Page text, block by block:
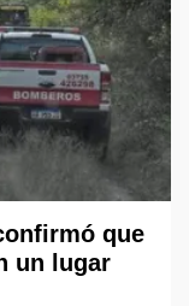
que
un lugar